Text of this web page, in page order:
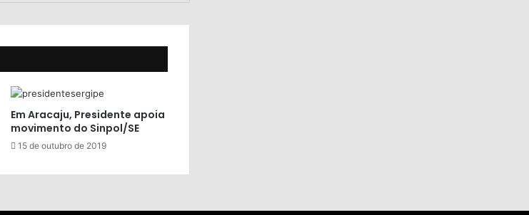
Em Aracaju, Presidente apoia
movimento do Sinpol/SE
15 de outubro de 2019